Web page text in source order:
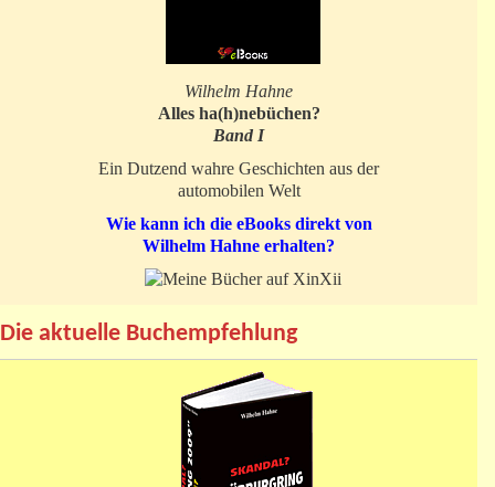
Wilhelm Hahne
Alles ha(h)nebüchen?
Band I
Ein Dutzend wahre Geschichten aus der
automobilen Welt
Wie kann ich die eBooks direkt von
Wilhelm Hahne erhalten?
Die aktuelle Buchempfehlung